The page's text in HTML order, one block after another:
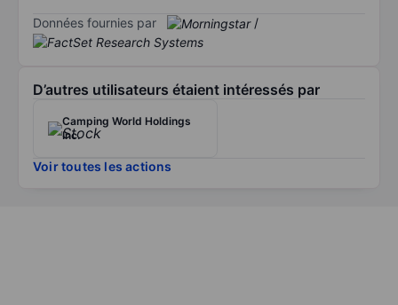
Données fournies par /
D’autres utilisateurs étaient intéressés par
Camping World Holdings
Inc.
Voir toutes les actions